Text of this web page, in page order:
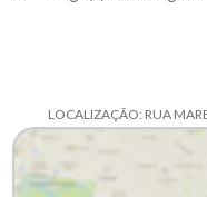
LOCALIZAÇÃO: RUA